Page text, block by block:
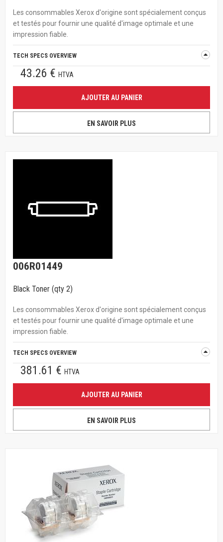
Les consommables Xerox d'origine sont spécialement conçus
et testés pour fournir une qualité d'image optimale et une
impression fiable.
TECH SPECS OVERVIEW
43.26 € HTVA
AJOUTER AU PANIER
EN SAVOIR PLUS
006R01449
Black Toner (qty 2)
Les consommables Xerox d'origine sont spécialement conçus
et testés pour fournir une qualité d'image optimale et une
impression fiable.
TECH SPECS OVERVIEW
381.61 € HTVA
AJOUTER AU PANIER
EN SAVOIR PLUS